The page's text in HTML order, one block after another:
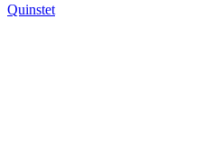
Quinstet